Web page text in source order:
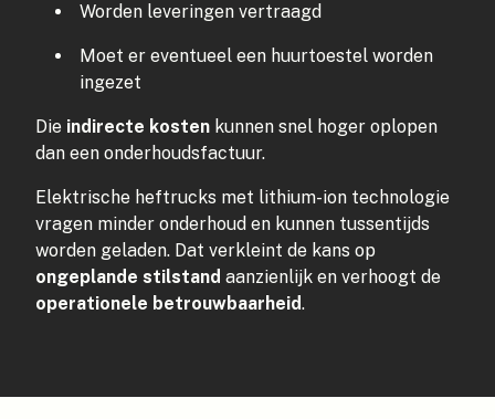
Worden leveringen vertraagd
Moet er eventueel een huurtoestel worden
ingezet
Die indirecte kosten kunnen snel hoger oplopen
dan een onderhoudsfactuur.
Elektrische heftrucks met lithium-ion technologie
vragen minder onderhoud en kunnen tussentijds
worden geladen. Dat verkleint de kans op
ongeplande stilstand aanzienlijk en verhoogt de
operationele betrouwbaarheid.